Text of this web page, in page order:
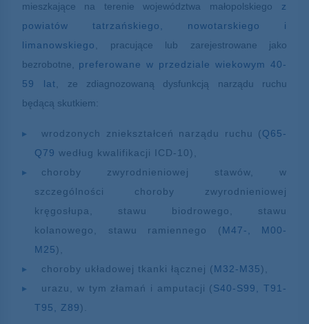
mieszkające na terenie województwa małopolskiego z
powiatów tatrzańskiego, nowotarskiego i
limanowskiego
, pracujące lub zarejestrowane jako
bezrobotne, preferowane w przedziale wiekowym 40-
59 lat , ze zdiagnozowaną dysfunkcją narządu ruchu
będącą skutkiem:
wrodzonych zniekształceń narządu ruchu (Q65-
Q79 według kwalifikacji ICD-10),
choroby zwyrodnieniowej stawów, w
szczególności choroby zwyrodnieniowej
kręgosłupa, stawu biodrowego, stawu
kolanowego, stawu ramiennego (M47-, M00-
M25),
choroby układowej tkanki łącznej (M32-M35),
urazu, w tym złamań i amputacji (S40-S99, T91-
T95, Z89).